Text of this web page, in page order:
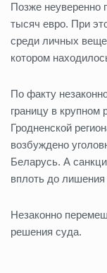
Позже неуверенно
тысяч евро. При
среди личных
котором
По факту
границу в
Гродненской
возбуждено
Беларусь. А
вплоть до лишения
Незаконно
решения суда.